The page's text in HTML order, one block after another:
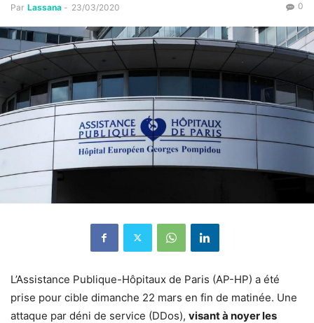
Par Lassana - 23/03/2020 0
L’Assistance Publique-Hôpitaux de Paris (AP-HP) a été
prise pour cible dimanche 22 mars en fin de matinée. Une
attaque par déni de service (DDos), visant à noyer les